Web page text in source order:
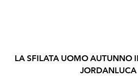
LA SFILATA UOMO AUTUNNO
JORDANLUCA